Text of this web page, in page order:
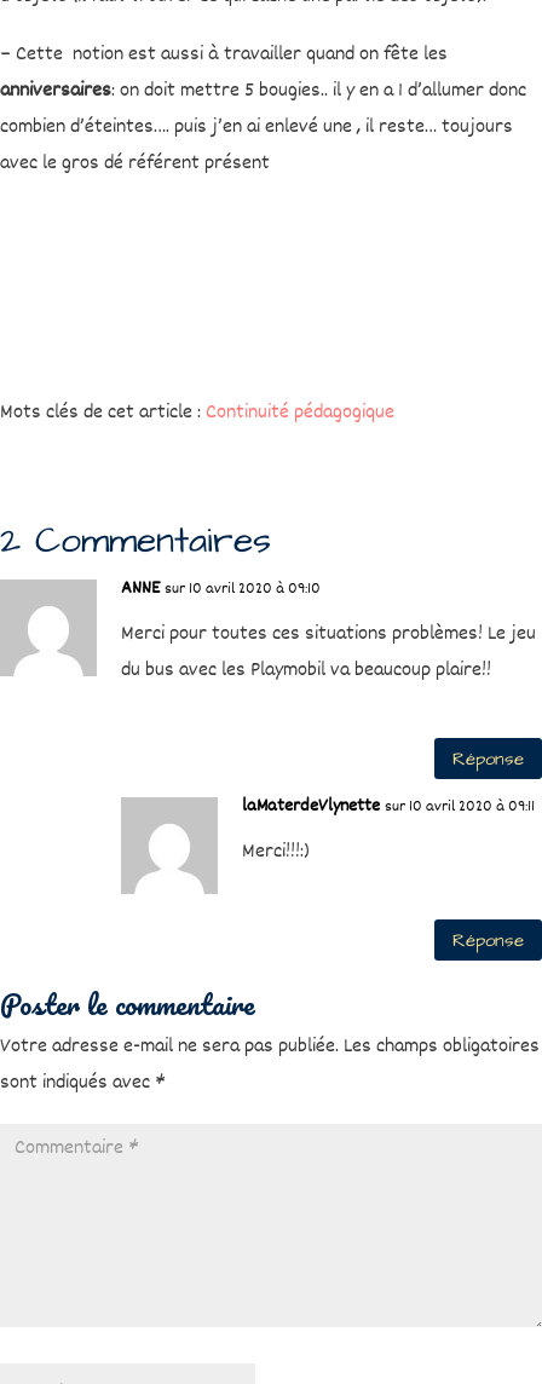
– Cette notion est aussi à travailler quand on fête les
anniversaires: on doit mettre 5 bougies.. il y en a 1 d’allumer donc
combien d’éteintes…. puis j’en ai enlevé une , il reste… toujours
avec le gros dé référent présent
Mots clés de cet article : Continuité pédagogique
2 Commentaires
ANNE sur 10 avril 2020 à 09:10
Merci pour toutes ces situations problèmes! Le jeu
du bus avec les Playmobil va beaucoup plaire!!
Réponse
laMaterdeVlynette sur 10 avril 2020 à 09:11
Merci!!!:)
Réponse
Poster le commentaire
Votre adresse e-mail ne sera pas publiée. Les champs obligatoires
sont indiqués avec *